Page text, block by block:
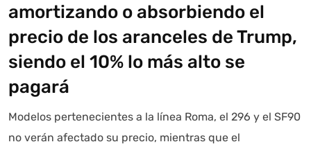
amortizando o absorbiendo el
precio de los aranceles de Trump,
siendo el 10% lo más alto se
pagará
Modelos pertenecientes a la línea Roma, el 296 y el SF90
no verán afectado su precio, mientras que el